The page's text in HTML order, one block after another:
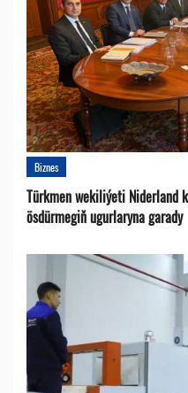
Biznes
Türkmen wekiliýeti Niderland
ösdürmegiň ugurlaryna garady